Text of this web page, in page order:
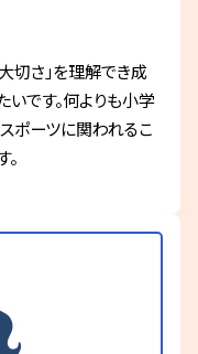
切さ」を理解でき成
です。何よりも小学
ポーツに関われるこ